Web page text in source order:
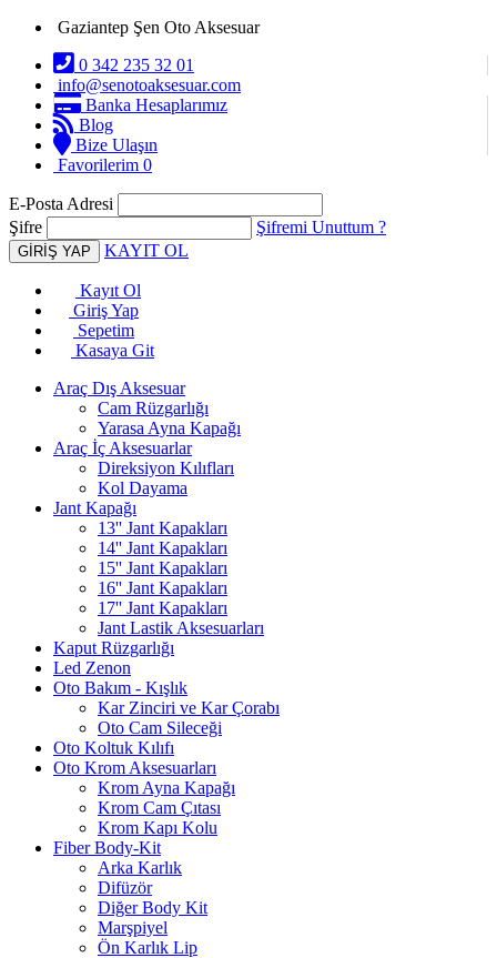
Gaziantep Şen Oto Aksesuar
0 342 235 32 01
info@senotoaksesuar.com
Banka Hesaplarımız
Blog
Bize Ulaşın
Favorilerim 0
E-Posta Adresi
Şifre
Şifremi Unuttum ?
KAYIT OL
Kayıt Ol
Giriş Yap
Sepetim
Kasaya Git
Araç Dış Aksesuar
Cam Rüzgarlığı
Yarasa Ayna Kapağı
Araç İç Aksesuarlar
Direksiyon Kılıfları
Kol Dayama
Jant Kapağı
13'' Jant Kapakları
14'' Jant Kapakları
15'' Jant Kapakları
16'' Jant Kapakları
17'' Jant Kapakları
Jant Lastik Aksesuarları
Kaput Rüzgarlığı
Led Zenon
Oto Bakım - Kışlık
Kar Zinciri ve Kar Çorabı
Oto Cam Sileceği
Oto Koltuk Kılıfı
Oto Krom Aksesuarları
Krom Ayna Kapağı
Krom Cam Çıtası
Krom Kapı Kolu
Fiber Body-Kit
Arka Karlık
Difüzör
Diğer Body Kit
Marşpiyel
Ön Karlık Lip